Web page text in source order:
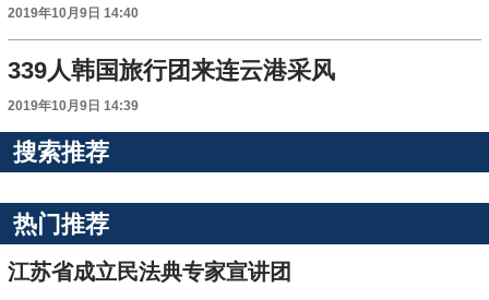
2019年10月9日 14:40
339人韩国旅行团来连云港采风
2019年10月9日 14:39
搜索推荐
热门推荐
江苏省成立民法典专家宣讲团